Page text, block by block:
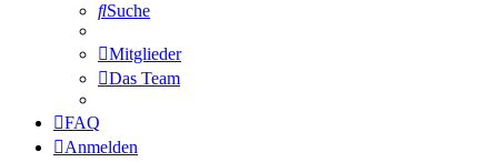
Suche
Mitglieder
Das Team
FAQ
Anmelden